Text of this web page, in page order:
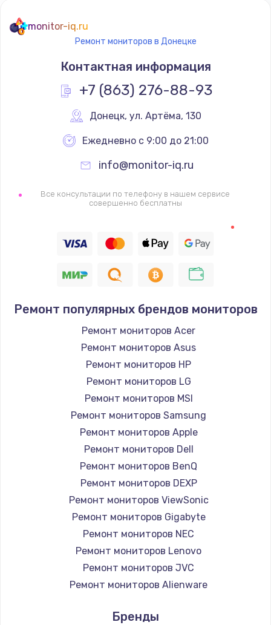
Замена дисплея (экрана)
Заказать
Заказать
2150 руб.
Замена термодатчика
1360 руб.
Заказать
Восстановление после попадания влаги
960 руб.
Заказать
Ремонт системы охлаждения
Заказать
Ремонт микросхемы Wi-Fi
Заказать
745 руб.
Заказать
750 руб.
monitor-iq.ru
Ремонт мониторов в Донецке
Контактная информация
+7 (863) 276-88-93
Донецк, ул. Артёма, 130
Ежедневно с 9:00 до 21:00
info@monitor-iq.ru
Все консультации по телефону в нашем сервисе
совершенно бесплатны
Ремонт популярных брендов мониторов
Ремонт мониторов Acer
Ремонт мониторов Asus
Ремонт мониторов HP
Ремонт мониторов LG
Ремонт мониторов MSI
Ремонт мониторов Samsung
Ремонт мониторов Apple
Ремонт мониторов Dell
Ремонт мониторов BenQ
Ремонт мониторов DEXP
Ремонт мониторов ViewSonic
Ремонт мониторов Gigabyte
Ремонт мониторов NEC
Ремонт мониторов Lenovo
Ремонт мониторов JVC
Ремонт мониторов Alienware
Ремонт мониторов Thunderobot
Бренды